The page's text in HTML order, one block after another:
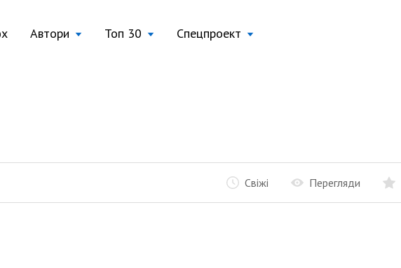
Автори Топ 30 Спецпроект
Свіжі Перегляди